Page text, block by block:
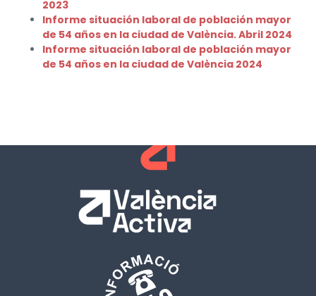
2023
Informe situación laboral de población mayor
de 54 años en la ciudad de València. Abril 2024
Informe situación laboral de población mayor
de 54 años en la ciudad de València 2024